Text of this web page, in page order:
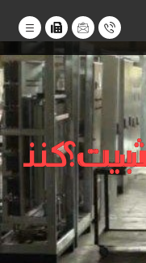
ولتاژ چیست؟